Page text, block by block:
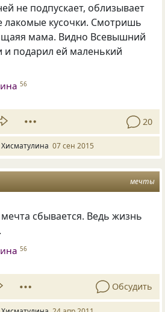
не подпускает, облизывает
лакомые кусочки. Смотришь
мама. Видно Всевышний
и подарил ей маленький
56
20
07 сен 2015
мечты
сбывается. Ведь жизнь
56
Обсудить